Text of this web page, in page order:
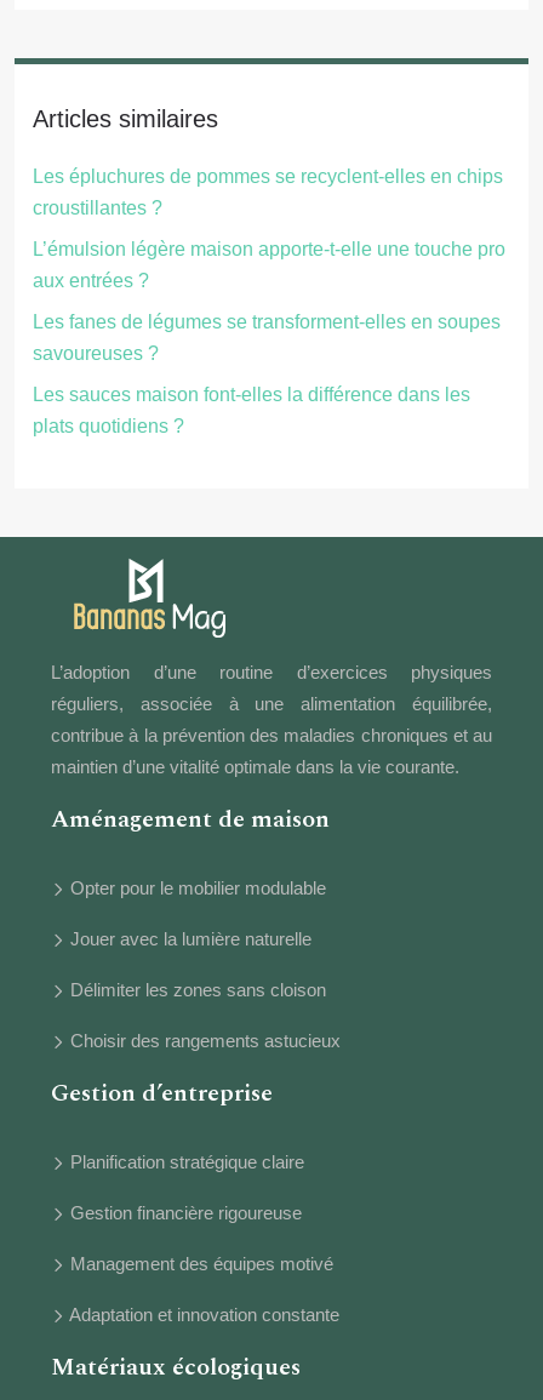
Articles similaires
Les épluchures de pommes se recyclent-elles en chips
croustillantes ?
L’émulsion légère maison apporte-t-elle une touche pro
aux entrées ?
Les fanes de légumes se transforment-elles en soupes
savoureuses ?
Les sauces maison font-elles la différence dans les
plats quotidiens ?
L’adoption d’une routine d’exercices physiques
réguliers, associée à une alimentation équilibrée,
contribue à la prévention des maladies chroniques et au
maintien d’une vitalité optimale dans la vie courante.
Aménagement de maison
Opter pour le mobilier modulable
Jouer avec la lumière naturelle
Délimiter les zones sans cloison
Choisir des rangements astucieux
Gestion d’entreprise
Planification stratégique claire
Gestion financière rigoureuse
Management des équipes motivé
Adaptation et innovation constante
Matériaux écologiques